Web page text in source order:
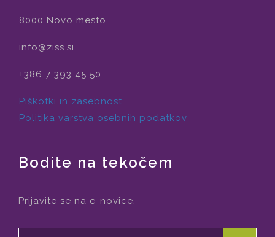
8000 Novo mesto.
info@ziss.si
+386 7 393 45 50
Piškotki in zasebnost
Politika varstva osebnih podatkov
Bodite na tekočem
Prijavite se na e-novice.